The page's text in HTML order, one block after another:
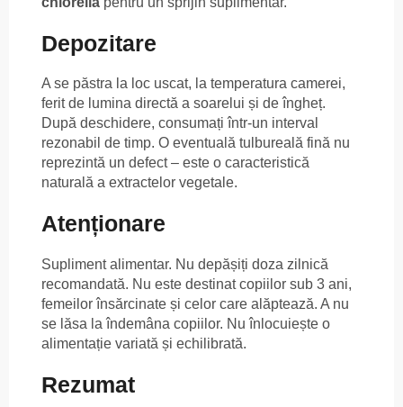
Depozitare
A se păstra la loc uscat, la temperatura camerei,
ferit de lumina directă a soarelui și de îngheț.
După deschidere, consumați într-un interval
rezonabil de timp. O eventuală tulbureală fină nu
reprezintă un defect – este o caracteristică
naturală a extractelor vegetale.
Atenționare
Supliment alimentar. Nu depășiți doza zilnică
recomandată. Nu este destinat copiilor sub 3 ani,
femeilor însărcinate și celor care alăptează. A nu
se lăsa la îndemâna copiilor. Nu înlocuiește o
alimentație variată și echilibrată.
Rezumat